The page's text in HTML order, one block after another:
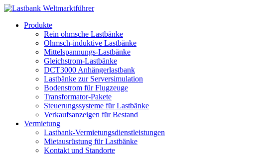
Produkte
Rein ohmsche Lastbänke
Ohmsch-induktive Lastbänke
Mittelspannungs-Lastbänke
Gleichstrom-Lastbänke
DCT3000 Anhängerlastbank
Lastbänke zur Serversimulation
Bodenstrom für Flugzeuge
Transformator-Pakete
Steuerungssysteme für Lastbänke
Verkaufsanzeigen für Bestand
Vermietung
Lastbank-Vermietungsdienstleistungen
Mietausrüstung für Lastbänke
Kontakt und Standorte